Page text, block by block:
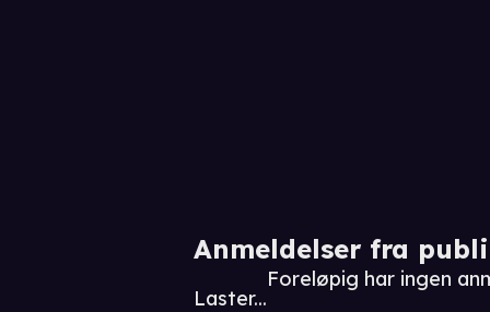
Anmeldelser fra
Laster...
Foreløpig har ingen